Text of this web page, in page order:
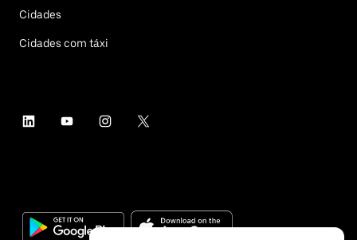
Cidades
Cidades com táxi